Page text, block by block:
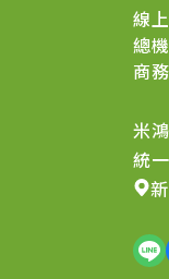
線
總
商
米
統